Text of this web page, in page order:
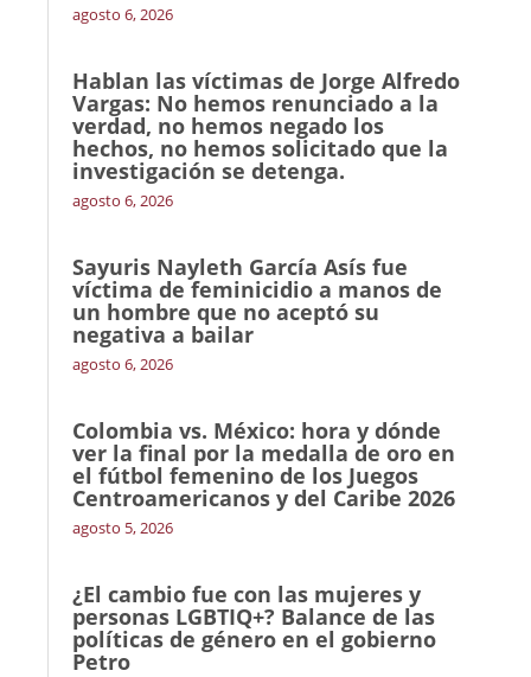
agosto 6, 2026
Hablan las víctimas de Jorge Alfredo
Vargas: No hemos renunciado a la
verdad, no hemos negado los
hechos, no hemos solicitado que la
investigación se detenga.
agosto 6, 2026
Sayuris Nayleth García Asís fue
víctima de feminicidio a manos de
un hombre que no aceptó su
negativa a bailar
agosto 6, 2026
Colombia vs. México: hora y dónde
ver la final por la medalla de oro en
el fútbol femenino de los Juegos
Centroamericanos y del Caribe 2026
agosto 5, 2026
¿El cambio fue con las mujeres y
personas LGBTIQ+? Balance de las
políticas de género en el gobierno
Petro